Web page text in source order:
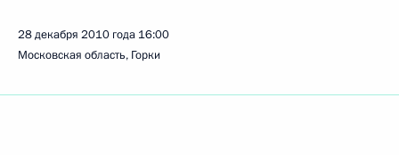
28 декабря 2010 года 16:00
Московская область, Горки